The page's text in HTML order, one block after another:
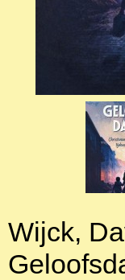
Wijck,